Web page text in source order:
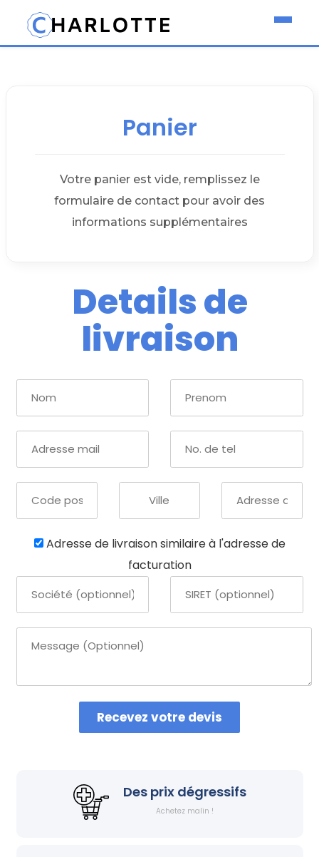
Details de
livraison
Adresse de livraison similaire à l'adresse de
facturation
Recevez votre devis
Panier
Votre panier est vide, remplissez le
formulaire de contact pour avoir des
informations supplémentaires
Des prix dégressifs
Achetez malin !